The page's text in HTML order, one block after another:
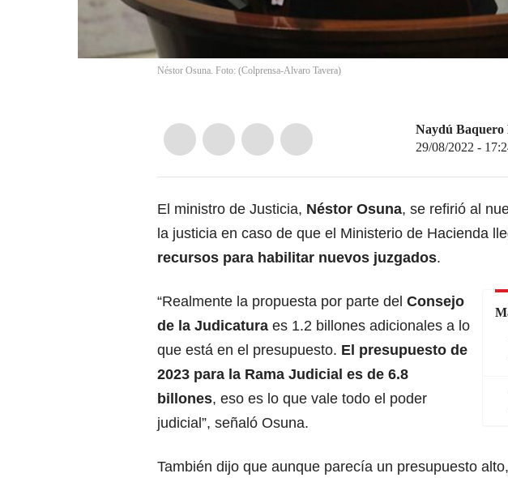
Néstor Osuna. Foto: (Colprensa-Alvaro Tavera)
Naydú
29/08/2022 -
El ministro de Justicia, Néstor Osuna, se refirió al
la justicia en caso de que el Ministerio de Hacienda
recursos para habilitar nuevos juzgados.
“Realmente la propuesta por parte del Consejo
de la Judicatura es 1.2 billones adicionales a lo
que está en el presupuesto. El presupuesto de
2023 para la Rama Judicial es de 6.8
billones, eso es lo que vale todo el poder
judicial”, señaló Osuna.
También dijo que aunque parecía un presupuesto